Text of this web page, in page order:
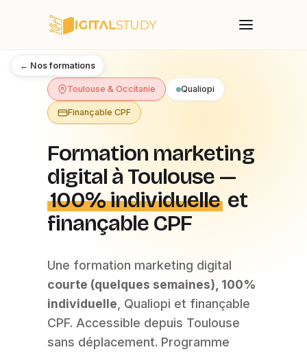
← Nos formations
Toulouse & Occitanie Qualiopi
Finançable CPF
Formation marketing
digital à Toulouse —
100% individuelle et
finançable CPF
Une formation marketing digital
courte (quelques semaines), 100%
individuelle , Qualiopi et finançable
CPF. Accessible depuis Toulouse
sans déplacement. Programme